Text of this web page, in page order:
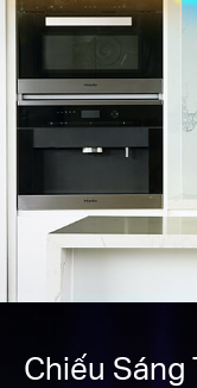
Chiếu Sáng